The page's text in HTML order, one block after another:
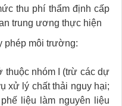
thu phí thẩm định cấp
trung ương thực hiện
phép môi trường:
nhóm I (trừ các dự
xử lý chất thải nguy hại;
liệu làm nguyên liệu